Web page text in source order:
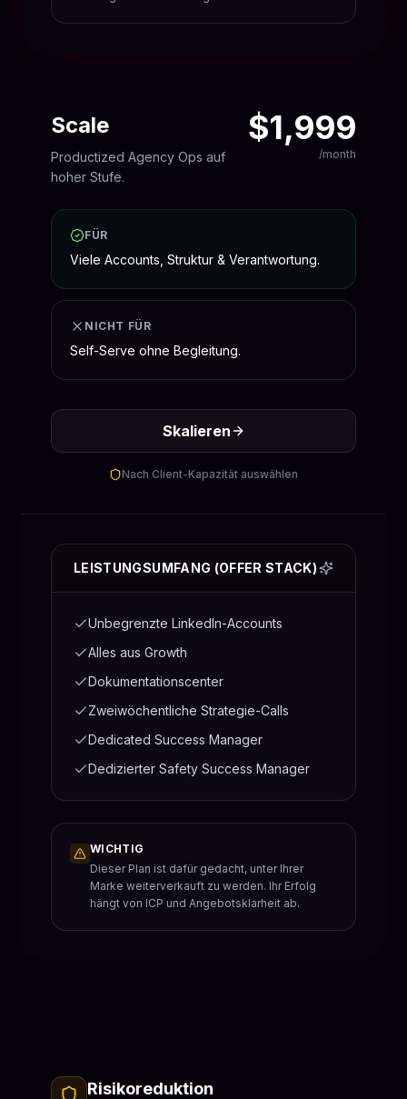
Scale
Productized Agency Ops auf
hoher Stufe.
$1,999
/month
FÜR
Viele Accounts, Struktur & Verantwortung.
NICHT FÜR
Self-Serve ohne Begleitung.
Skalieren
Nach Client-Kapazität auswählen
LEISTUNGSUMFANG (OFFER STACK)
Unbegrenzte LinkedIn-Accounts
Alles aus Growth
Dokumentationscenter
Zweiwöchentliche Strategie-Calls
Dedicated Success Manager
Dedizierter Safety Success Manager
WICHTIG
Dieser Plan ist dafür gedacht, unter Ihrer
Marke weiterverkauft zu werden. Ihr Erfolg
hängt von ICP und Angebotsklarheit ab.
Risikoreduktion